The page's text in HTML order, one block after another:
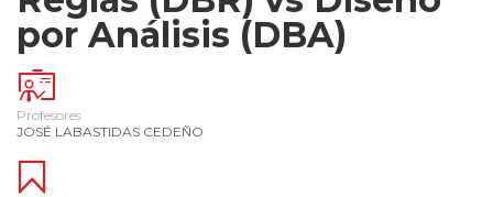
por Análisis (DBA)
Profesores
JOSÉ LABASTIDAS CEDEÑO